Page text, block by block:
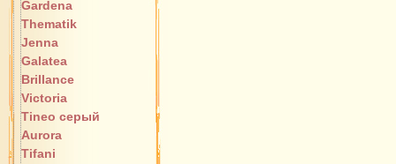
Gardena
Thematik
Jenna
Galatea
Brillance
Victoria
Tineo серый
Aurora
Tifani